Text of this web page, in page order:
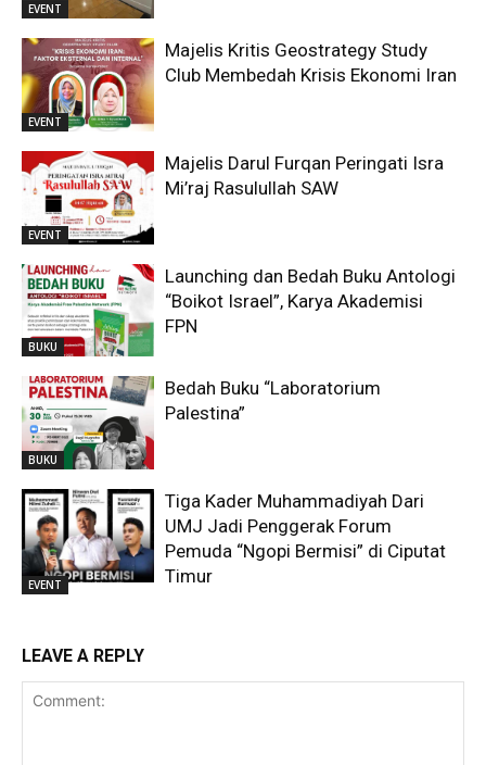
EVENT
EVENT
Majelis Kritis Geostrategy Study
Club Membedah Krisis Ekonomi Iran
EVENT
Majelis Darul Furqan Peringati Isra
Mi’raj Rasulullah SAW
BUKU
Launching dan Bedah Buku Antologi
“Boikot Israel”, Karya Akademisi
FPN
BUKU
Bedah Buku “Laboratorium
Palestina”
EVENT
Tiga Kader Muhammadiyah Dari
UMJ Jadi Penggerak Forum
Pemuda “Ngopi Bermisi” di Ciputat
Timur
LEAVE A REPLY